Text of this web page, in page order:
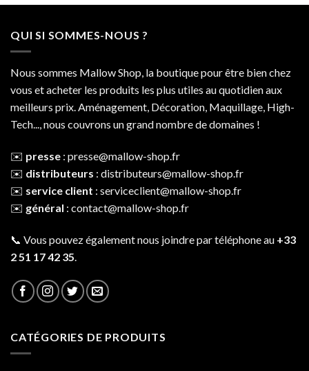
QUI SI SOMMES-NOUS ?
Nous sommes Mallow Shop, la boutique pour être bien chez
vous et acheter les produits les plus utiles au quotidien aux
meilleurs prix. Aménagement, Décoration, Maquillage, High-
Tech..., nous couvrons un grand nombre de domaines !
✉️ presse : presse@mallow-shop.fr
✉️ distributeurs : distributeurs@mallow-shop.fr
✉️ service client : serviceclient@mallow-shop.fr
✉️ général : contact@mallow-shop.fr
📞 Vous pouvez également nous joindre par téléphone au +33
2 51 17 42 35.
CATÉGORIES DE PRODUITS